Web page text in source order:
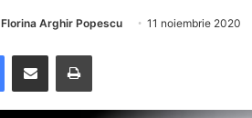
Florina Arghir Popescu 11 noiembrie 2020
FacebookDistribuie prin e-mail Imprimare